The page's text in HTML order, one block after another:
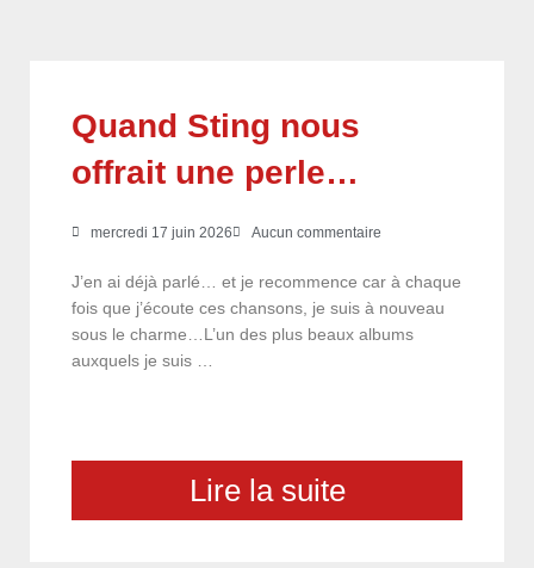
Quand Sting nous
offrait une perle…
mercredi 17 juin 2026 Aucun commentaire
J’en ai déjà parlé… et je recommence car à chaque
fois que j’écoute ces chansons, je suis à nouveau
sous le charme…L’un des plus beaux albums
auxquels je suis …
Lire la suite